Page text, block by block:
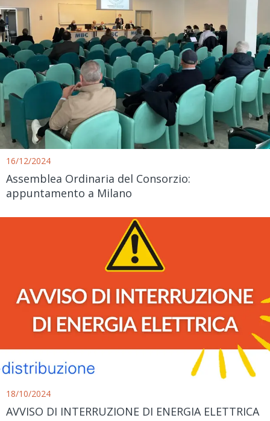
16/12/2024
Assemblea Ordinaria del Consorzio:
appuntamento a Milano
18/10/2024
AVVISO DI INTERRUZIONE DI ENERGIA ELETTRICA